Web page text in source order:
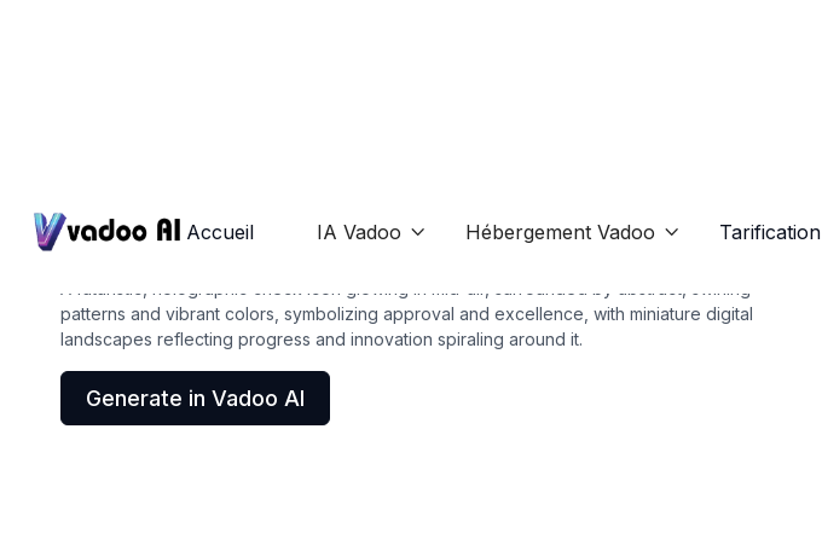
Accueil IA Vadoo  Hébergement Vadoo  Tarification
check icon
patterns and vibrant colors, symbolizing approval and excellence, with miniature digital
landscapes reflecting progress and innovation spiraling around it.
Generate in Vadoo AI